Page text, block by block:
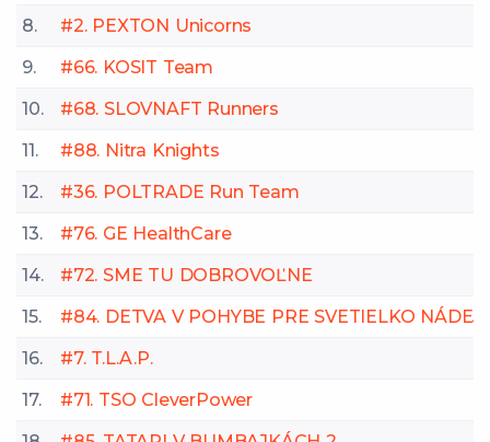
8.
#2. PEXTON Unicorns
9.
#66. KOSIT Team
10.
#68. SLOVNAFT Runners
11.
#88. Nitra Knights
12.
#36. POLTRADE Run Team
13.
#76. GE HealthCare
14.
#72. SME TU DOBROVOĽNE
15.
#84. DETVA V POHYBE PRE SVETIELKO
16.
#7. T.L.A.P.
17.
#71. TSO CleverPower